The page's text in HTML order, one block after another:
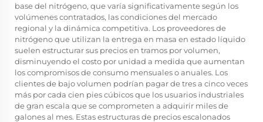
base del nitrógeno, que varía significativamente según los
volúmenes contratados, las condiciones del mercado
regional y la dinámica competitiva. Los proveedores de
nitrógeno que utilizan la entrega en masa en estado líquido
suelen estructurar sus precios en tramos por volumen,
disminuyendo el costo por unidad a medida que aumentan
los compromisos de consumo mensuales o anuales. Los
clientes de bajo volumen podrían pagar de tres a cinco veces
más por cada cien pies cúbicos que los usuarios industriales
de gran escala que se comprometen a adquirir miles de
galones al mes. Estas estructuras de precios escalonados